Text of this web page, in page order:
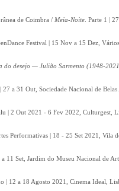
de Coimbra / Meia-Noite . Parte 1 |
Festival | 15 Nov a 15 Dez,
do desejo — Julião Sarmento (1948-
a 31 Out, Sociedade Nacional de
| 2 Out 2021 - 6 Fev 2022, Culturgest,
Performativas | 18 - 25 Set 2021, Vila
11 Set, Jardim do Museu Nacional de
| 12 a 18 Agosto 2021, Cinema Ideal,